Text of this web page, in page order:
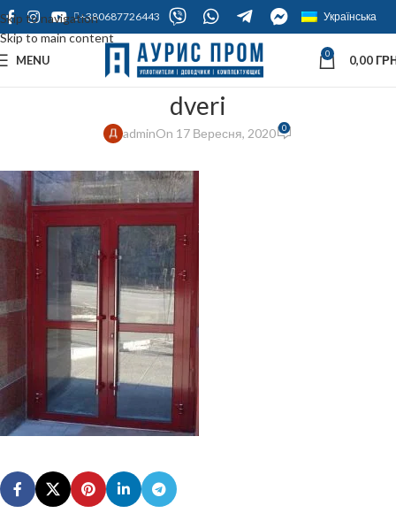
Skip to navigation
Skip to main content
+380687726443 Українська
MENU 0 0,00
dveri
adminOn 17 Вересня, 2020 0